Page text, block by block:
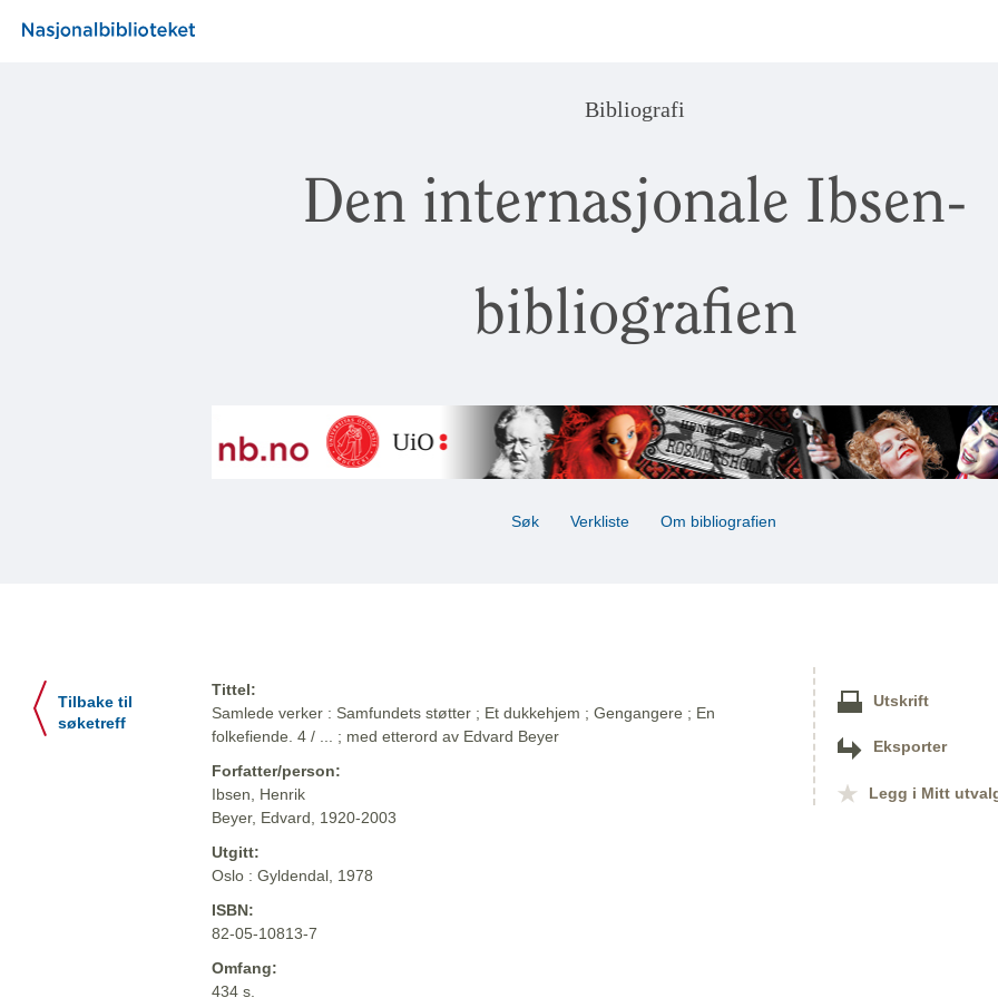
Bibliografi
Den internasjonale Ibsen-
bibliografien
Søk Verkliste Om bibliografien
Tilbake til
søketreff
Tittel:
Samlede verker : Samfundets støtter ; Et dukkehjem ; Gengangere ; En
folkefiende. 4 / ... ; med etterord av Edvard Beyer
Forfatter/person:
Ibsen, Henrik
Beyer, Edvard, 1920-2003
Utgitt:
Oslo : Gyldendal, 1978
ISBN:
82-05-10813-7
Omfang:
434 s.
Utskrift
Eksporter
Legg i Mitt